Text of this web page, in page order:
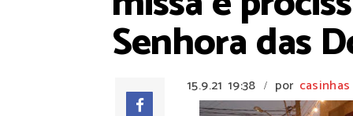
Senhora das
15.9.21 19:38 / por